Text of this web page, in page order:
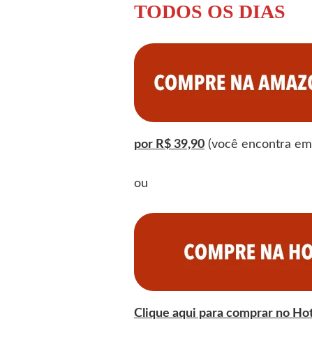
TODOS OS DIAS
por R$ 39,90 (você encontra
ou
Clique aqui para comprar no